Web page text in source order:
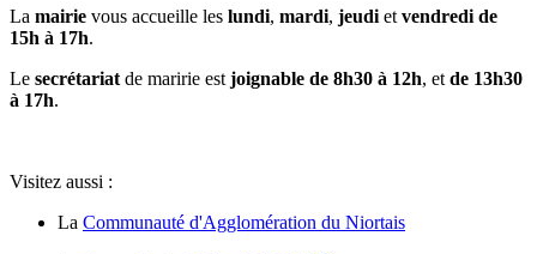
La mairie vous accueille les lundi, mardi, jeudietvendredi de
15h à 17h.
Le secrétariatde maririe estjoignable de 8h30 à 12h, etde 13h30
à 17h.
Visitez aussi :
La Communauté d'Agglomération du Niortais